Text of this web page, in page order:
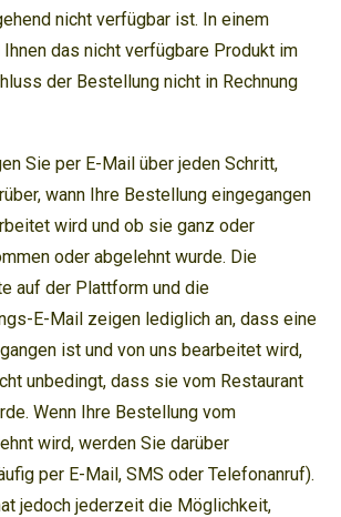
nicht verfügbar ist. In einem
das nicht verfügbare Produkt im
der Bestellung nicht in Rechnung
Sie per E-Mail über jeden Schritt,
wann Ihre Bestellung eingegangen
wird und ob sie ganz oder
oder abgelehnt wurde. Die
auf der Plattform und die
E-Mail zeigen lediglich an, dass eine
ist und von uns bearbeitet wird,
unbedingt, dass sie vom Restaurant
Wenn Ihre Bestellung vom
wird, werden Sie darüber
per E-Mail, SMS oder Telefonanruf).
jedoch jederzeit die Möglichkeit,